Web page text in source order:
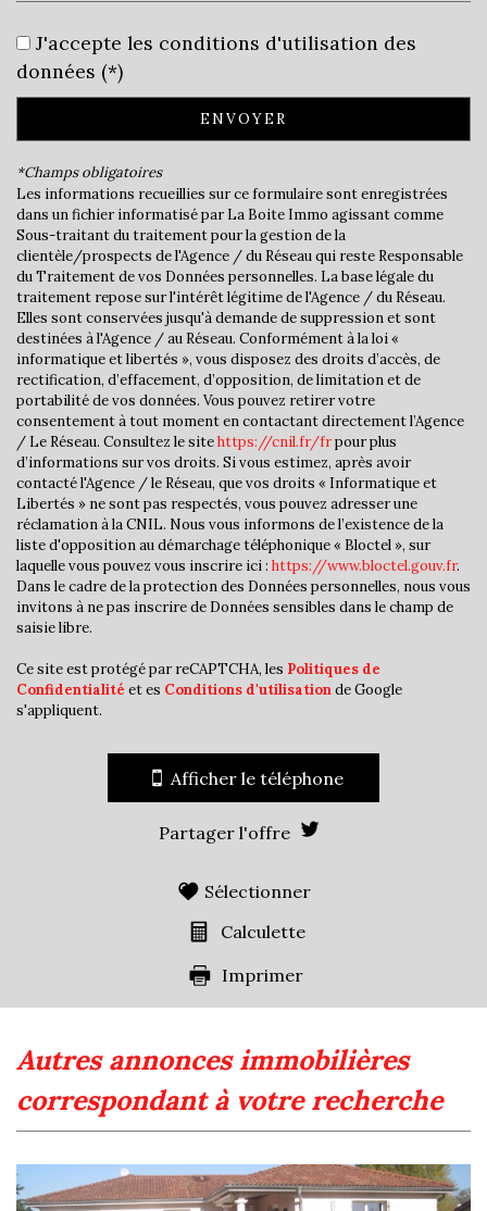
Bar
Cinéma
Collège
École maternelle
École primaire
Lycée
Bibliothèque
Gare ferroviaire
Bureau de poste
Mairie
Presse et Tabac
statistiques
Nombre d'habitants
36 240
Taxe habitation
Taxe foncière
Habitants de moins de 25 ans
Habitants de 25 à 55 ans
Familles sans enfant
Familles avec 1 ou 2 enfants
J'accepte les conditions d'utilisation des
données (*)
ENVOYER
*Champs obligatoires
Les informations recueillies sur ce formulaire sont enregistrées
dans un fichier informatisé par La Boite Immo agissant comme
Sous-traitant du traitement pour la gestion de la
clientèle/prospects de l'Agence / du Réseau qui reste Responsable
du Traitement de vos Données personnelles. La base légale du
traitement repose sur l'intérêt légitime de l'Agence / du Réseau.
Elles sont conservées jusqu'à demande de suppression et sont
destinées à l'Agence / au Réseau. Conformément à la loi «
informatique et libertés », vous disposez des droits d’accès, de
rectification, d’effacement, d’opposition, de limitation et de
portabilité de vos données. Vous pouvez retirer votre
consentement à tout moment en contactant directement l’Agence
/ Le Réseau. Consultez le sitehttps://cnil.fr/frpour plus
d’informations sur vos droits. Si vous estimez, après avoir
contacté l'Agence / le Réseau, que vos droits « Informatique et
Libertés » ne sont pas respectés, vous pouvez adresser une
réclamation à la CNIL. Nous vous informons de l’existence de la
liste d'opposition au démarchage téléphonique « Bloctel », sur
laquelle vous pouvez vous inscrire ici : https://www.bloctel.gouv.fr.
Dans le cadre de la protection des Données personnelles, nous vous
invitons à ne pas inscrire de Données sensibles dans le champ de
saisie libre.
Ce site est protégé par reCAPTCHA, les Politiques de
Confidentialité et es Conditions d'utilisationde Google
s'appliquent.
Afficher le téléphone
Partager l'offre
Sélectionner
Calculette
Imprimer
autres annonces immobilières
correspondant à votre recherche